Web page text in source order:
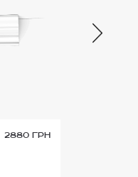
2880 грн